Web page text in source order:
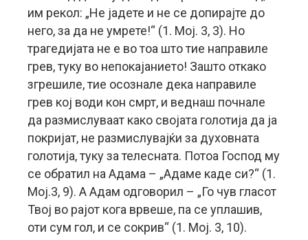
им рекол: „Не јадете и не се допирајте до
него, за да не умрете!“ (1. Moj. 3, 3). Но
трагедијата не е во тоа што тие направиле
грев, туку во непокајанието! Зашто откако
згрешиле, тие осознале дека направиле
грев кој води кон смрт, и веднаш почнале
да размислуваат како својата голотија да ја
покријат, не размислувајќи за духовната
голотија, туку за телесната. Потоа Господ му
се обратил на Адама – „Адаме каде си?“ (1.
Мој.3, 9). А Адам одговорил – „Го чув гласот
Твој во рајот кога врвеше, па се уплашив,
оти сум гол, и се сокрив“ (1. Мој. 3, 10).